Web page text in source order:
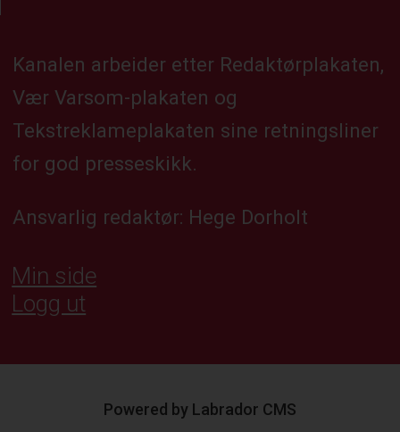
Kanalen arbeider etter Redaktørplakaten,
Vær Varsom-plakaten og
Tekstreklameplakaten sine retningsliner
for god presseskikk.
Ansvarlig redaktør: Hege Dorholt
Min side
Logg ut
Powered by Labrador CMS